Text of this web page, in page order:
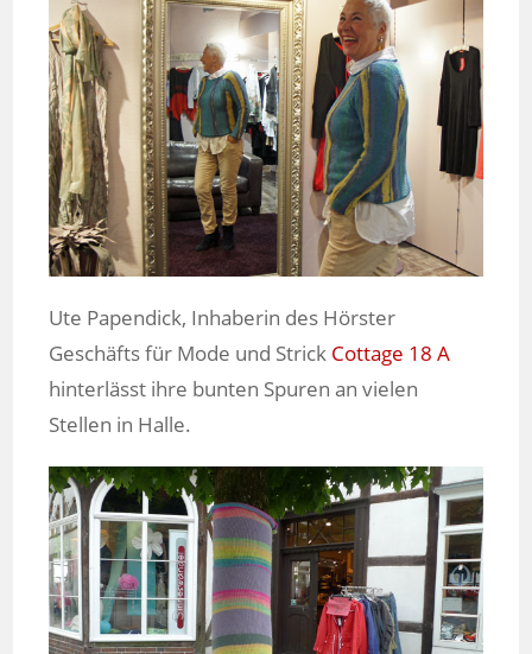
Ute Papendick, Inhaberin des Hörster
Geschäfts für Mode und Strick Cottage 18 A
hinterlässt ihre bunten Spuren an vielen
Stellen in Halle.